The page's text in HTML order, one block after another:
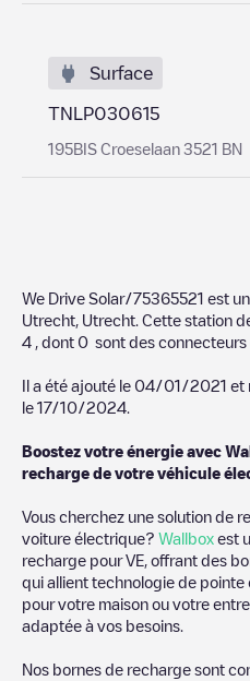
Surface
TNLP030615
195BIS Croeselaan 3521 BN
We Drive Solar/75365521 est
Utrecht Utrecht . Cette station
4 , dont 0 sont des connecteurs
Il a été ajouté le 04/01/2021 et
le 17/10/2024
Boostez votre énergie avec
recharge de votre véhicule
Vous cherchez une solution de
voiture électrique? Wallbox est
recharge pour VE, offrant des
qui allient technologie de pointe
pour votre maison ou votre
adaptée à vos besoins.
Nos bornes de recharge sont